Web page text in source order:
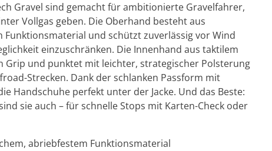
Gravel sind gemacht für ambitionierte Gravelfahrer,
Vollgas geben. Die Oberhand besteht aus
Funktionsmaterial und schützt zuverlässig vor Wind
einzuschränken. Die Innenhand aus taktilem
Grip und punktet mit leichter, strategischer Polsterung
Strecken. Dank der schlanken Passform mit
Handschuhe perfekt unter der Jacke. Und das Beste:
sie auch – für schnelle Stops mit Karten-Check oder
abriebfestem Funktionsmaterial